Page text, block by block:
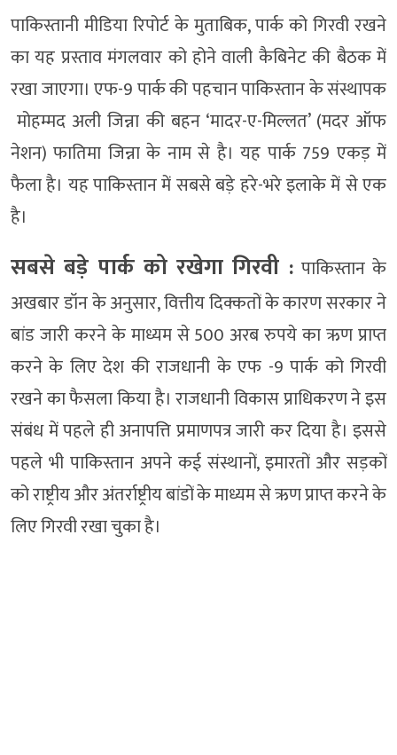
पाकिस्तानी मीडिया रिपोर्ट के मुताबिक, पार्क को गिरवी रखने
का यह प्रस्ताव मंगलवार को होने वाली कैबिनेट की बैठक में
रखा जाएगा। एफ-9 पार्क की पहचान पाकिस्तान के संस्थापक
मोहम्मद अली जिन्ना की बहन ‘मादर-ए-मिल्लत’ (मदर ऑफ
नेशन) फातिमा जिन्ना के नाम से है। यह पार्क 759 एकड़ में
फैला है। यह पाकिस्तान में सबसे बड़े हरे-भरे इलाके में से एक
है।
सबसे बड़े पार्क को रखेगा गिरवी : पाकिस्तान के
अखबार डॉन के अनुसार, वित्तीय दिक्कतों के कारण सरकार ने
बांड जारी करने के माध्यम से 500 अरब रुपये का ऋण प्राप्त
करने के लिए देश की राजधानी के एफ -9 पार्क को गिरवी
रखने का फैसला किया है। राजधानी विकास प्राधिकरण ने इस
संबंध में पहले ही अनापत्ति प्रमाणपत्र जारी कर दिया है। इससे
पहले भी पाकिस्तान अपने कई संस्थानों, इमारतों और सड़कों
को राष्ट्रीय और अंतर्राष्ट्रीय बांडों के माध्यम से ऋण प्राप्त करने के
लिए गिरवी रखा चुका है।